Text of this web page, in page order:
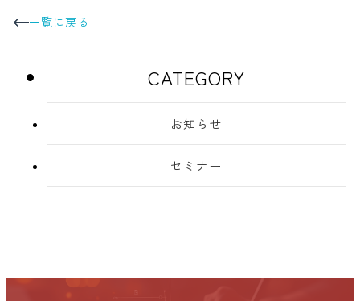
一覧に戻る
CATEGORY
お知らせ
セミナー